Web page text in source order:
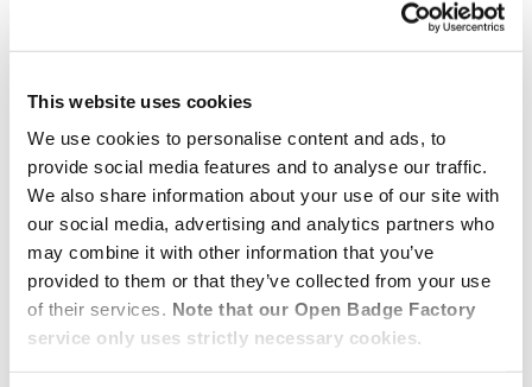
This website uses cookies
We use cookies to personalise content and ads, to
provide social media features and to analyse our traffic.
We also share information about your use of our site with
our social media, advertising and analytics partners who
may combine it with other information that you’ve
provided to them or that they’ve collected from your use
of their services. Note that our Open Badge Factory
service only uses strictly necessary cookies.
garantissant leur délivrance même en cas de
problèmes serveur ou d’interruption d’abonnement.
LE PLUGIN OBF POUR MOODLE ÉVOLUE ET
LIRE LA SUITE »
Découvrez nos nouveaux
tutoriels Open Badge